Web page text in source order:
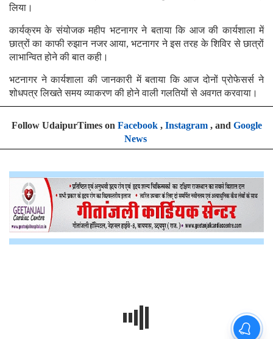
लिया।
कार्यक्रम के संयोजक महीप भटनागर ने बताया कि आज की कार्यशाला में
छात्रों का काफी रुझान नजर आया, भटनागर ने इस तरह के शिविर से छात्रों
लाभान्वित होने की बात कही।
भटनागर ने कार्यशाला की जानकारी में बताया कि आज दोनों प्रोफेसर्स ने
शोधपत्र लिखते समय व्याकरण की होने वाली गलतियों से अवगत करवाया।
Follow UdaipurTimes on Facebook, Instagram, and Google
News